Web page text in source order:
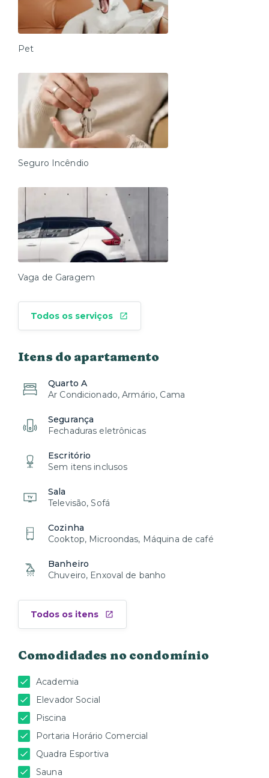
Pet
Seguro Incêndio
Vaga de Garagem
Todos os serviços
Itens do apartamento
Quarto A
Ar Condicionado, Armário, Cama
Segurança
Fechaduras eletrônicas
Escritório
Sem itens inclusos
Sala
Televisão, Sofá
Cozinha
Cooktop, Microondas, Máquina de café
Banheiro
Chuveiro, Enxoval de banho
Todos os itens
Comodidades no condomínio
Academia
Elevador Social
Piscina
Portaria Horário Comercial
Quadra Esportiva
Sauna